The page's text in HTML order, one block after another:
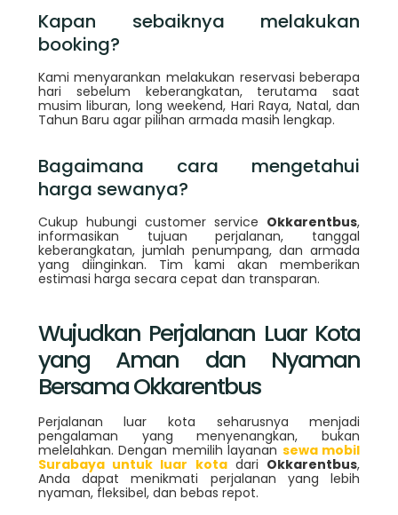
Kapan sebaiknya melakukan
booking?
Kami menyarankan melakukan reservasi beberapa
hari sebelum keberangkatan, terutama saat
musim liburan, long weekend, Hari Raya, Natal, dan
Tahun Baru agar pilihan armada masih lengkap.
Bagaimana cara mengetahui
harga sewanya?
Cukup hubungi customer service Okkarentbus,
informasikan tujuan perjalanan, tanggal
keberangkatan, jumlah penumpang, dan armada
yang diinginkan. Tim kami akan memberikan
estimasi harga secara cepat dan transparan.
Wujudkan Perjalanan Luar Kota
yang Aman dan Nyaman
Bersama Okkarentbus
Perjalanan luar kota seharusnya menjadi
pengalaman yang menyenangkan, bukan
melelahkan. Dengan memilih layanan sewa mobil
Surabaya untuk luar kotadari Okkarentbus,
Anda dapat menikmati perjalanan yang lebih
nyaman, fleksibel, dan bebas repot.